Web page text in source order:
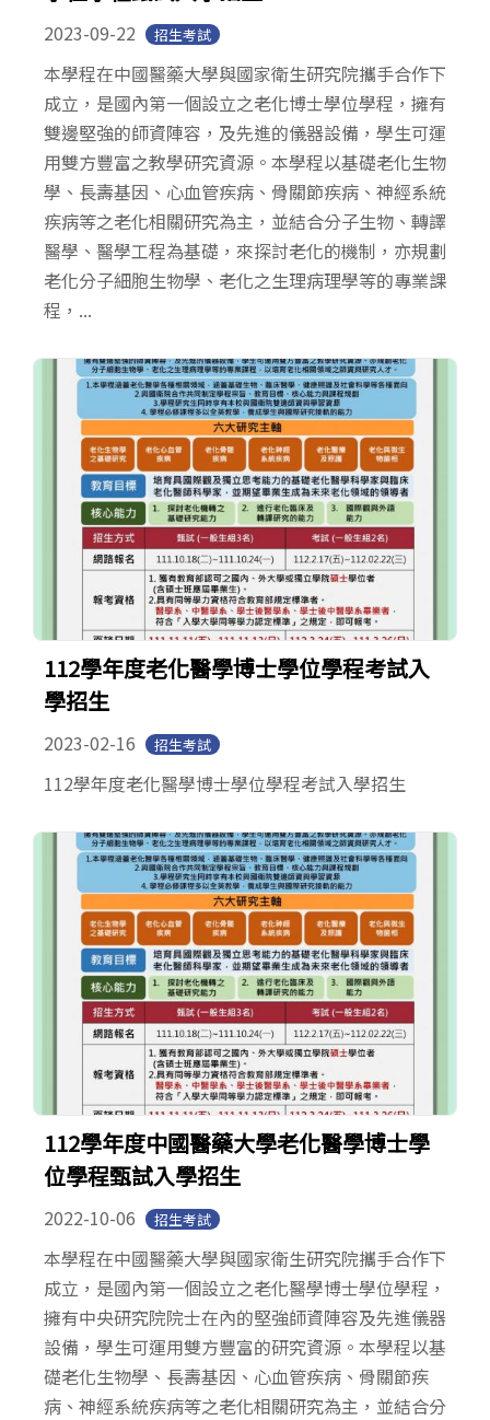
2023-09-22 招生考試
本學程在中國醫藥大學與國家衛生研究院攜手合作下
成立，是國內第一個設立之老化博士學位學程，擁有
雙邊堅強的師資陣容，及先進的儀器設備，學生可運
用雙方豐富之教學研究資源。本學程以基礎老化生物
學、長壽基因、心血管疾病、骨關節疾病、神經系統
疾病等之老化相關研究為主，並結合分子生物、轉譯
醫學、醫學工程為基礎，來探討老化的機制，亦規劃
老化分子細胞生物學、老化之生理病理學等的專業課
程，...
112學年度老化醫學博士學位學程考試入
學招生
2023-02-16 招生考試
112學年度老化醫學博士學位學程考試入學招生
112學年度中國醫藥大學老化醫學博士學
位學程甄試入學招生
2022-10-06 招生考試
本學程在中國醫藥大學與國家衛生研究院攜手合作下
成立，是國內第一個設立之老化醫學博士學位學程，
擁有中央研究院院士在內的堅強師資陣容及先進儀器
設備，學生可運用雙方豐富的研究資源。本學程以基
礎老化生物學、長壽基因、心血管疾病、骨關節疾
病、神經系統疾病等之老化相關研究為主，並結合分